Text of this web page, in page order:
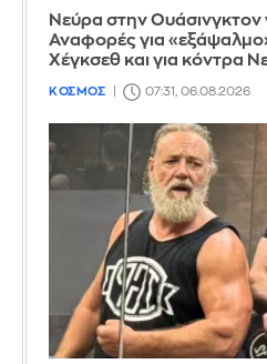
Νεύρα στην Ουάσινγκτον
Αναφορές για
Χέγκσεθ και για κόντρα
ΚΟΣΜΟΣ 07:31, 06.08.2026